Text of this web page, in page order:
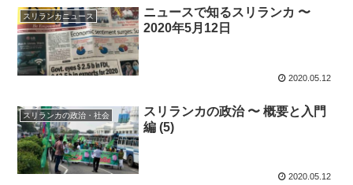
スリランカニュース
ニュースで知るスリランカ 〜
2020年5月12日
2020.05.12
スリランカの政治・社会
スリランカの政治 〜 概要と入門
編 (5)
2020.05.12